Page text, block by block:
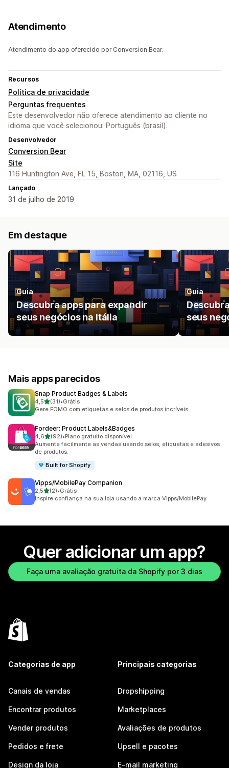
Atendimento
Atendimento do app oferecido por Conversion Bear.
Recursos
Política de privacidade
Perguntas frequentes
Este desenvolvedor não oferece atendimento ao cliente no
idioma que você selecionou: Português (brasil).
Desenvolvedor
Conversion Bear
Site
116 Huntington Ave, FL 15, Boston, MA, 02116, US
Lançado
31 de julho de 2019
Em destaque
Guia
Descubra apps para expandir
seus negócios na Itália
Guia
seus
Mais apps parecidos
Snap Product Badges & Labels
4,5de 5 estrelas
(31)
31 avaliações ao todo
•Grátis
Gere FOMO com etiquetas e selos de produtos incríveis
Fordeer: Product Labels&Badges
4,6de 5 estrelas
(92)
92 avaliações ao todo
•Plano gratuito disponível
Aumente facilmente as vendas usando selos, etiquetas e adesivos
de produtos.
Built for Shopify
Vipps/MobilePay Companion
2,5de 5 estrelas
(2)
2 avaliações ao todo
•Grátis
Inspire confiança na sua loja usando a marca Vipps/MobilePay
Quer adicionar um app?
Faça uma avaliação gratuita da Shopify por 3 dias
Categorias de app
Canais de vendas
Encontrar produtos
Vender produtos
Pedidos e frete
Design da loja
Principais categorias
Dropshipping
Marketplaces
Avaliações de produtos
Upsell e pacotes
E-mail marketing